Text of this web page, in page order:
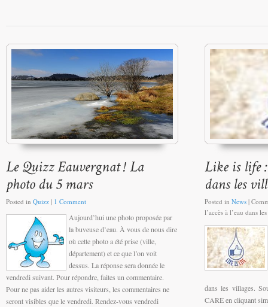
Posted in Quizz | 1 Comment
Aujourd’hui une photo proposée par
la buveuse d’eau. À vous de nous dire
où cette photo a été prise (ville,
département) et ce que l’on voit
dessus. La réponse sera donnée le
vendredi suivant. Pour répondre, faites un commentaire.
Pour ne pas aider les autres visiteurs, les commentaires ne
seront visibles que le vendredi. Rendez-vous vendredi
Posted in News |
l’accès à l’eau dans
dans les villages.
CARE en cliquant